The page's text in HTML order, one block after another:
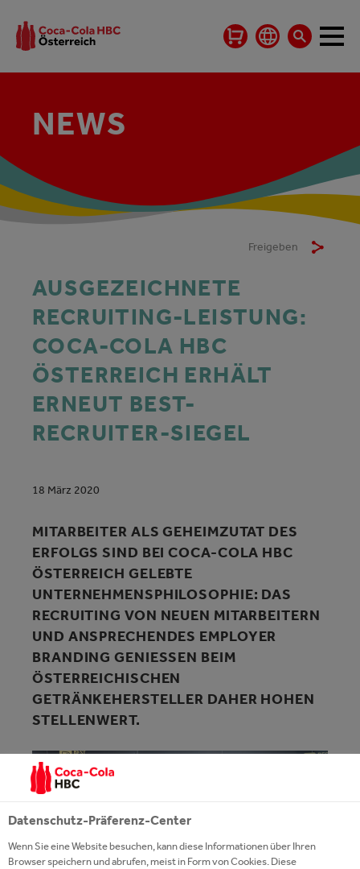
NEWS
Freigeben
AUSGEZEICHNETE
RECRUITING-LEISTUNG:
COCA‑COLA HBC
ÖSTERREICH ERHÄLT
ERNEUT BEST-
RECRUITER-SIEGEL
18 März 2020
MITARBEITER ALS GEHEIMZUTAT DES
ERFOLGS SIND BEI COCA‑COLA HBC
ÖSTERREICH GELEBTE
UNTERNEHMENSPHILOSOPHIE: DAS
RECRUITING VON NEUEN MITARBEITERN
UND ANSPRECHENDES EMPLOYER
BRANDING GENIESSEN BEIM Ö
STERREICHISCHEN G
ETRÄNKEHERSTELLER DAHER HOHEN S
TELLENWERT.
Datenschutz-Präferenz-Center
Wenn Sie eine Website besuchen, kann diese Informationen über Ihren
Browser speichern und abrufen, meist in Form von Cookies. Diese